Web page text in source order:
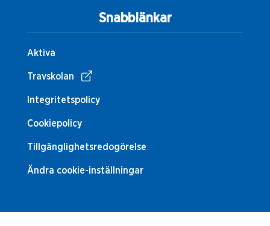
Snabblänkar
Aktiva
Travskolan
Integritetspolicy
Cookiepolicy
Tillgänglighetsredogörelse
Ändra cookie-inställningar